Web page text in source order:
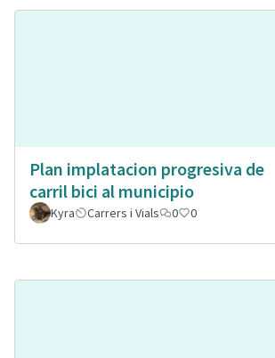
Plan implatacion progresiva de
carril bici al municipio
Kyra Carrers i Vials 0 0